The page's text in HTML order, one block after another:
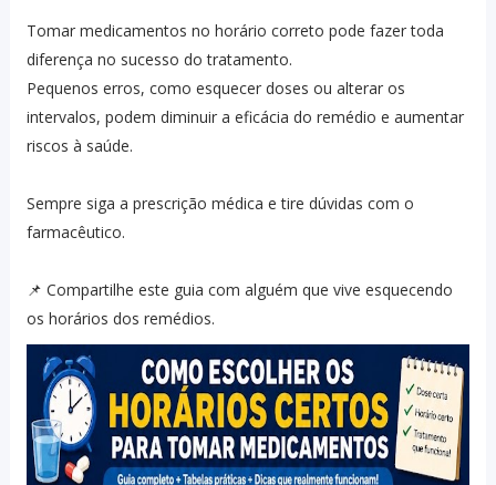
Tomar medicamentos no horário correto pode fazer toda
diferença no sucesso do tratamento.
Pequenos erros, como esquecer doses ou alterar os
intervalos, podem diminuir a eficácia do remédio e aumentar
riscos à saúde.
Sempre siga a prescrição médica e tire dúvidas com o
farmacêutico.
📌 Compartilhe este guia com alguém que vive esquecendo
os horários dos remédios.